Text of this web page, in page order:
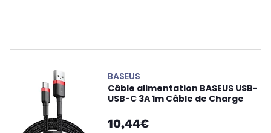
BASEUS
Câble alimentation BASEUS USB-
USB-C 3A 1m Câble de Charge
10,44€